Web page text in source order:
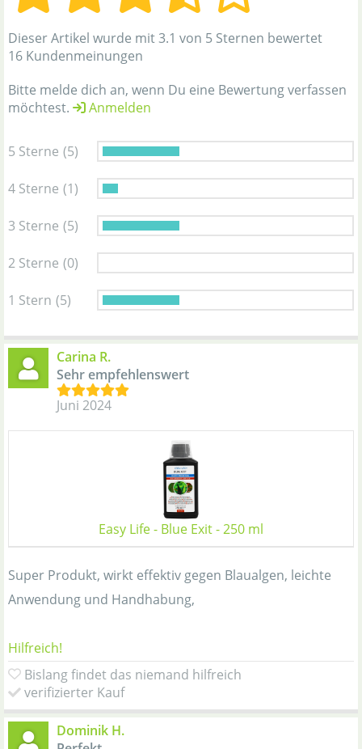
Dieser Artikel wurde mit 3.1 von 5 Sternen bewertet
16 Kundenmeinungen
Bitte melde dich an, wenn Du eine Bewertung verfassen
möchtest.
Anmelden
5 Sterne (5)
4 Sterne (1)
3 Sterne (5)
2 Sterne (0)
1 Stern (5)
Carina R.
Sehr empfehlenswert
Juni 2024
Easy Life - Blue Exit - 250 ml
Super Produkt, wirkt effektiv gegen Blaualgen, leichte
Anwendung und Handhabung,
Hilfreich!
Bislang findet das niemand hilfreich
verifizierter Kauf
Dominik H.